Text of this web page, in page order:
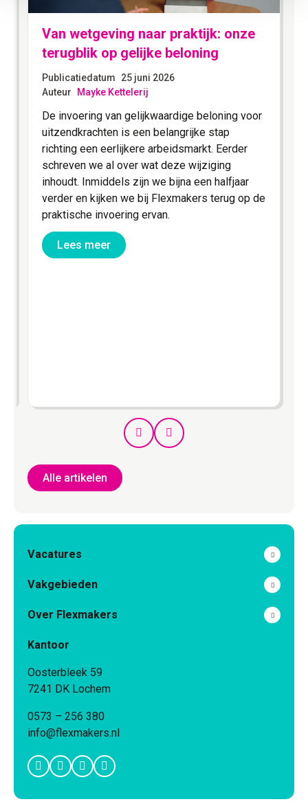
Van wetgeving naar praktijk: onze
terugblik op gelijke beloning
Publicatiedatum
25 juni 2026
Auteur
Mayke Kettelerij
De invoering van gelijkwaardige beloning voor
uitzendkrachten is een belangrijke stap
richting een eerlijkere arbeidsmarkt. Eerder
schreven we al over wat deze wijziging
inhoudt. Inmiddels zijn we bijna een halfjaar
verder en kijken we bij Flexmakers terug op de
praktische invoering ervan.
Lees meer
Prev Next
Alle artikelen
Vacatures
Vakgebieden
Over Flexmakers
Kantoor
Oosterbleek 59
7241 DK Lochem
0573 – 256 380
info@flexmakers.nl